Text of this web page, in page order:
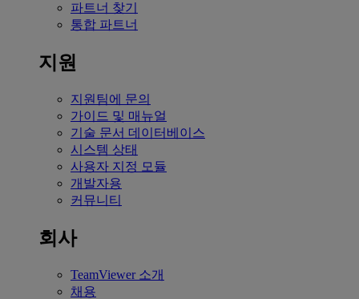
파트너 찾기
통합 파트너
지원
지원팀에 문의
가이드 및 매뉴얼
기술 문서 데이터베이스
시스템 상태
사용자 지정 모듈
개발자용
커뮤니티
회사
TeamViewer 소개
채용